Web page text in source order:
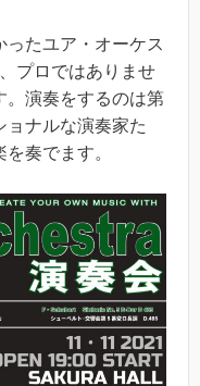
たユア・オーケス
プロではありませ
。演奏をするのは第
ョナルな演奏家た
奏でます。